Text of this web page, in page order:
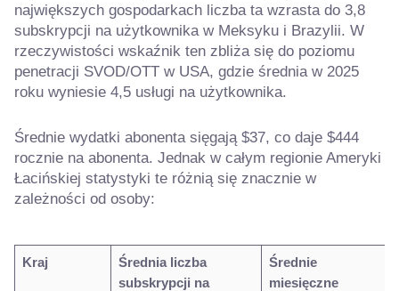
największych gospodarkach liczba ta wzrasta do 3,8
subskrypcji na użytkownika w Meksyku i Brazylii. W
rzeczywistości wskaźnik ten zbliża się do poziomu
penetracji SVOD/OTT w USA, gdzie średnia w 2025
roku wyniesie 4,5 usługi na użytkownika.
Średnie wydatki abonenta sięgają $37, co daje $444
rocznie na abonenta. Jednak w całym regionie Ameryki
Łacińskiej statystyki te różnią się znacznie w
zależności od osoby:
Kraj
Średnia liczba
subskrypcji na
Średnie
miesięczne